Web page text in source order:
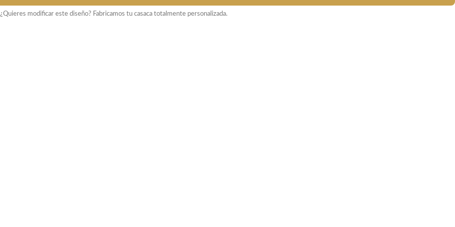
¿Quieres modificar este diseño? Fabricamos tu casaca totalmente personalizada.